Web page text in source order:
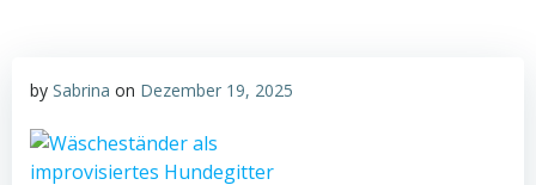
by Sabrina on Dezember 19, 2025